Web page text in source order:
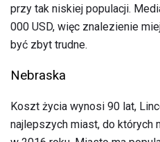
przy tak niskiej populacji.
000 USD, więc znalezienie
być zbyt trudne.
Nebraska
Koszt życia wynosi 90 lat,
najlepszych miast, do których